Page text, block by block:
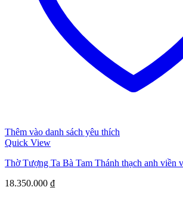
Thêm vào danh sách yêu thích
Quick View
Thờ Tượng Ta Bà Tam Thánh thạch anh viền
18.350.000 ₫